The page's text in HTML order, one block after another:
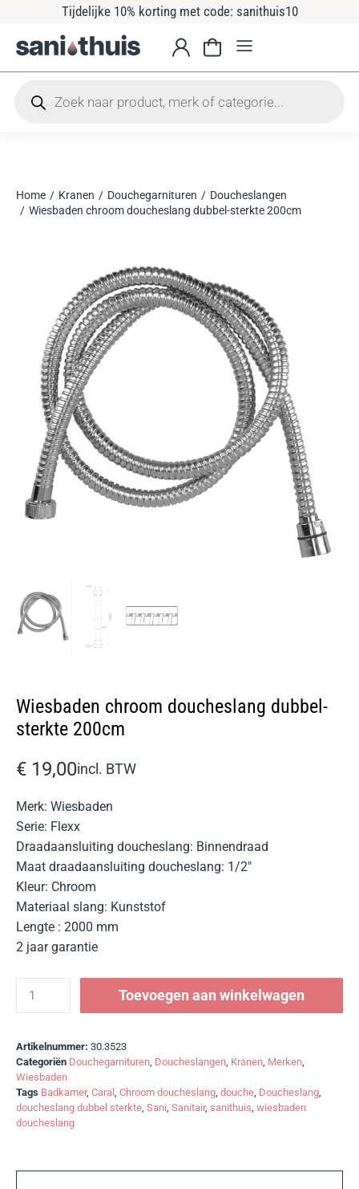
Tijdelijke 10% korting met code: sanithuis10
Je bent hier:
Home Kranen Douchegarnituren
Doucheslangen
Wiesbaden chroom doucheslang dubbel-sterkte 200cm
Wiesbaden chroom doucheslang dubbel-
sterkte 200cm
€ 19,00incl. BTW
Merk: Wiesbaden
Serie: Flexx
Draadaansluiting doucheslang: Binnendraad
Maat draadaansluiting doucheslang: 1/2″
Kleur: Chroom
Materiaal slang: Kunststof
Lengte : 2000 mm
2 jaar garantie
Toevoegen aan winkelwagen
Artikelnummer: 30.3523
Categoriën Douchegarnituren, Doucheslangen, Kranen, Merken,
Wiesbaden
Tags Badkamer, Caral , Chroom doucheslang, douche, Doucheslang,
doucheslang dubbel sterkte, Sani, Sanitair, sanithuis, wiesbaden
doucheslang